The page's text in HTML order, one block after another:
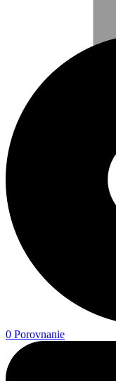
0 Porovnanie